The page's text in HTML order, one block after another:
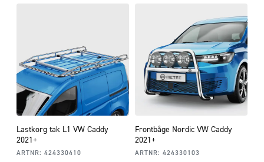
Lastkorg tak L1 VW Caddy
2021+
ARTNR: 424330410
Frontbåge Nordic VW Caddy
2021+
ARTNR: 424330103